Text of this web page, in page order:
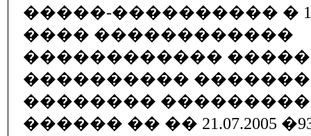
�����-���������� � 15
���� ������������
������������
����������
��������
������ �� �� 21.07.2005